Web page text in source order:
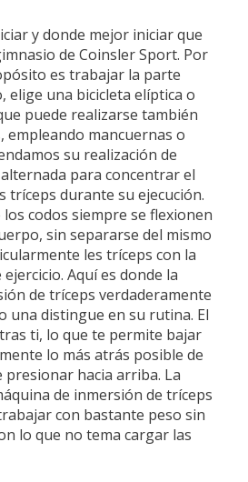
y donde mejor iniciar que
de Coinsler Sport. Por
es trabajar la parte
elige una bicicleta elíptica o
puede realizarse también
empleando mancuernas o
su realización de
para concentrar el
tríceps durante su ejecución.
codos siempre se flexionen
sin separarse del mismo
les tríceps con la
Aquí es donde la
de tríceps verdaderamente
una distingue en su rutina. El
ti, lo que te permite bajar
lo más atrás posible de
presionar hacia arriba. La
de inmersión de tríceps
con bastante peso sin
lo que no tema cargar las